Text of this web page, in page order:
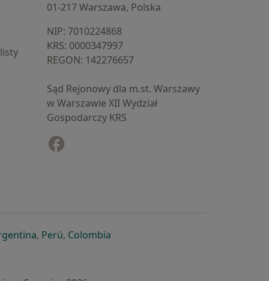
01-217 Warszawa, Polska
NIP: ⁠7010224868
KRS: ⁠0000347997
REGON: ⁠142276657
Sąd Rejonowy dla m.st. Warszawy
w Warszawie XII Wydział
Gospodarczy KRS
karcie
w nowej karcie
się w nowej karcie
otwiera się w nowej karcie
, Perúotwiera się w nowej karcie
, Colombiaotwiera się w nowej karcie